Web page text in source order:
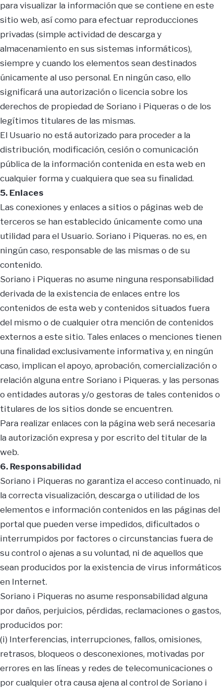
para visualizar la información que se contiene en este
sitio web, así como para efectuar reproducciones
privadas (simple actividad de descarga y
almacenamiento en sus sistemas informáticos),
siempre y cuando los elementos sean destinados
únicamente al uso personal. En ningún caso, ello
significará una autorización o licencia sobre los
derechos de propiedad de Soriano i Piqueras o de los
legítimos titulares de las mismas.
El Usuario no está autorizado para proceder a la
distribución, modificación, cesión o comunicación
pública de la información contenida en esta web en
cualquier forma y cualquiera que sea su finalidad.
5. Enlaces
Las conexiones y enlaces a sitios o páginas web de
terceros se han establecido únicamente como una
utilidad para el Usuario. Soriano i Piqueras. no es, en
ningún caso, responsable de las mismas o de su
contenido.
Soriano i Piqueras no asume ninguna responsabilidad
derivada de la existencia de enlaces entre los
contenidos de esta web y contenidos situados fuera
del mismo o de cualquier otra mención de contenidos
externos a este sitio. Tales enlaces o menciones tienen
una finalidad exclusivamente informativa y, en ningún
caso, implican el apoyo, aprobación, comercialización o
relación alguna entre Soriano i Piqueras. y las personas
o entidades autoras y/o gestoras de tales contenidos o
titulares de los sitios donde se encuentren.
Para realizar enlaces con la página web será necesaria
la autorización expresa y por escrito del titular de la
web.
6. Responsabilidad
Soriano i Piqueras no garantiza el acceso continuado, ni
la correcta visualización, descarga o utilidad de los
elementos e información contenidos en las páginas del
portal que pueden verse impedidos, dificultados o
interrumpidos por factores o circunstancias fuera de
su control o ajenas a su voluntad, ni de aquellos que
sean producidos por la existencia de virus informáticos
en Internet.
Soriano i Piqueras no asume responsabilidad alguna
por daños, perjuicios, pérdidas, reclamaciones o gastos,
producidos por:
(i) Interferencias, interrupciones, fallos, omisiones,
retrasos, bloqueos o desconexiones, motivadas por
errores en las líneas y redes de telecomunicaciones o
por cualquier otra causa ajena al control de Soriano i